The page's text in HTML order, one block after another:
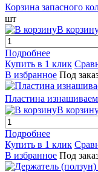
Корзина запасного
шт
В
Подробнее
Купить в 1 клик
В избранное Под
Пластина
В
Подробнее
Купить в 1 клик
В избранное Под